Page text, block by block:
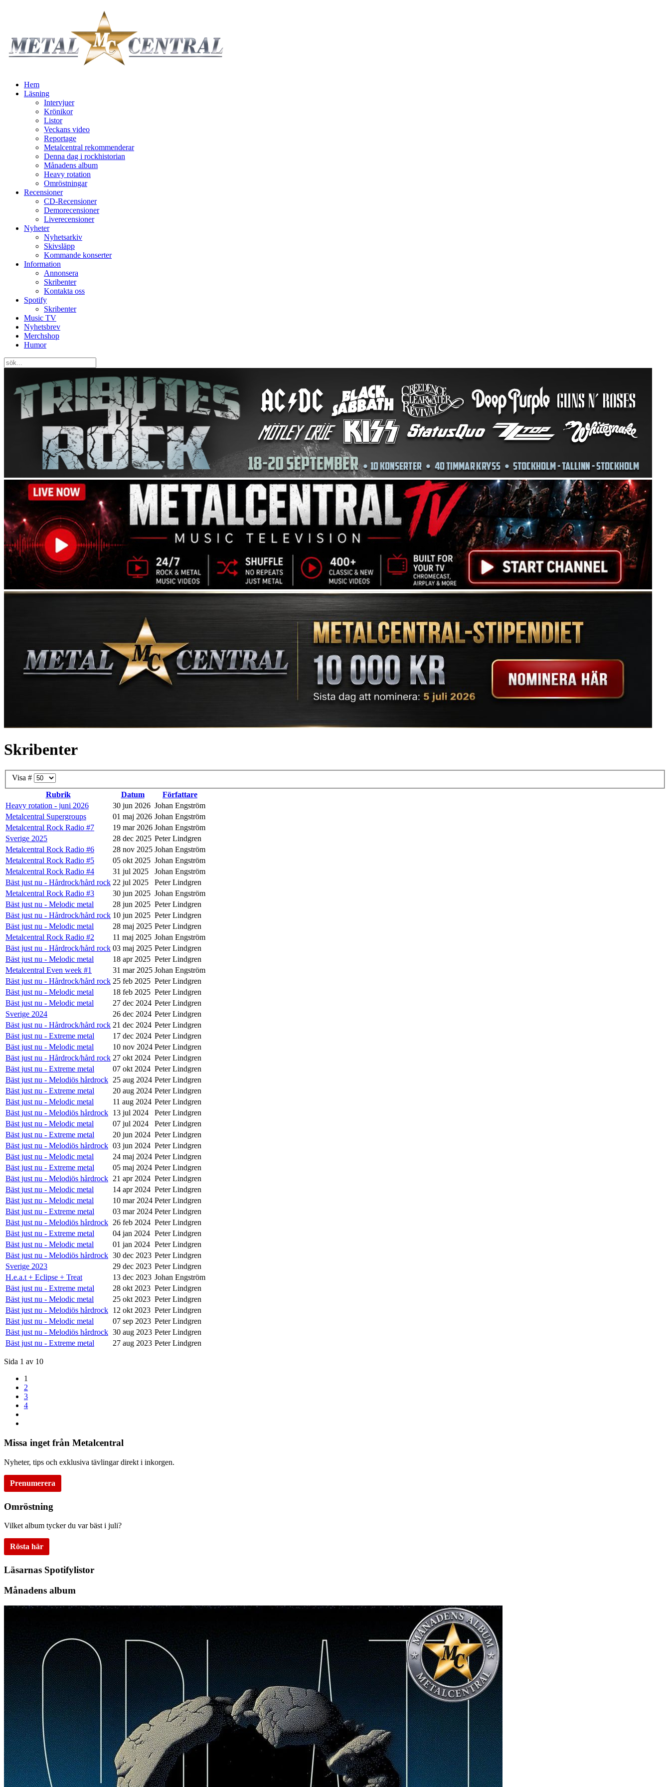
Hem
Läsning
Intervjuer
Krönikor
Listor
Veckans video
Reportage
Metalcentral rekommenderar
Denna dag i rockhistorian
Månadens album
Heavy rotation
Omröstningar
Recensioner
CD-Recensioner
Demorecensioner
Liverecensioner
Nyheter
Nyhetsarkiv
Skivsläpp
Kommande konserter
Information
Annonsera
Skribenter
Kontakta oss
Spotify
Skribenter
Music TV
Nyhetsbrev
Merchshop
Humor
Skribenter
Visa #
Rubrik
Datum
Författare
Heavy rotation - juni 2026
30 jun 2026 Johan Engström
Metalcentral Supergroups
01 maj 2026 Johan Engström
Metalcentral Rock Radio #7
19 mar 2026 Johan Engström
Sverige 2025
28 dec 2025 Peter Lindgren
Metalcentral Rock Radio #6
28 nov 2025 Johan Engström
Metalcentral Rock Radio #5
05 okt 2025 Johan Engström
Metalcentral Rock Radio #4
31 jul 2025
Johan Engström
Bäst just nu - Hårdrock/hård rock 22 jul 2025
Peter Lindgren
Metalcentral Rock Radio #3
30 jun 2025 Johan Engström
Bäst just nu - Melodic metal
28 jun 2025 Peter Lindgren
Bäst just nu - Hårdrock/hård rock 10 jun 2025 Peter Lindgren
Bäst just nu - Melodic metal
28 maj 2025 Peter Lindgren
Metalcentral Rock Radio #2
11 maj 2025 Johan Engström
Bäst just nu - Hårdrock/hård rock 03 maj 2025 Peter Lindgren
Bäst just nu - Melodic metal
18 apr 2025 Peter Lindgren
Metalcentral Even week #1
31 mar 2025 Johan Engström
Bäst just nu - Hårdrock/hård rock 25 feb 2025 Peter Lindgren
Bäst just nu - Melodic metal
18 feb 2025 Peter Lindgren
Bäst just nu - Melodic metal
27 dec 2024 Peter Lindgren
Sverige 2024
26 dec 2024 Peter Lindgren
Bäst just nu - Hårdrock/hård rock 21 dec 2024 Peter Lindgren
Bäst just nu - Extreme metal
17 dec 2024 Peter Lindgren
Bäst just nu - Melodic metal
10 nov 2024 Peter Lindgren
Bäst just nu - Hårdrock/hård rock 27 okt 2024 Peter Lindgren
Bäst just nu - Extreme metal
07 okt 2024 Peter Lindgren
Bäst just nu - Melodiös hårdrock 25 aug 2024 Peter Lindgren
Bäst just nu - Extreme metal
20 aug 2024 Peter Lindgren
Bäst just nu - Melodic metal
11 aug 2024 Peter Lindgren
Bäst just nu - Melodiös hårdrock 13 jul 2024
Peter Lindgren
Bäst just nu - Melodic metal
07 jul 2024
Peter Lindgren
Bäst just nu - Extreme metal
20 jun 2024 Peter Lindgren
Bäst just nu - Melodiös hårdrock 03 jun 2024 Peter Lindgren
Bäst just nu - Melodic metal
24 maj 2024 Peter Lindgren
Bäst just nu - Extreme metal
05 maj 2024 Peter Lindgren
Bäst just nu - Melodiös hårdrock 21 apr 2024 Peter Lindgren
Bäst just nu - Melodic metal
14 apr 2024 Peter Lindgren
Bäst just nu - Melodic metal
10 mar 2024 Peter Lindgren
Bäst just nu - Extreme metal
03 mar 2024 Peter Lindgren
Bäst just nu - Melodiös hårdrock 26 feb 2024 Peter Lindgren
Bäst just nu - Extreme metal
04 jan 2024 Peter Lindgren
Bäst just nu - Melodic metal
01 jan 2024 Peter Lindgren
Bäst just nu - Melodiös hårdrock 30 dec 2023 Peter Lindgren
Sverige 2023
29 dec 2023 Peter Lindgren
H.e.a.t + Eclipse + Treat
13 dec 2023 Johan Engström
Bäst just nu - Extreme metal
28 okt 2023 Peter Lindgren
Bäst just nu - Melodic metal
25 okt 2023 Peter Lindgren
Bäst just nu - Melodiös hårdrock 12 okt 2023 Peter Lindgren
Bäst just nu - Melodic metal
07 sep 2023 Peter Lindgren
Bäst just nu - Melodiös hårdrock 30 aug 2023 Peter Lindgren
Bäst just nu - Extreme metal
27 aug 2023 Peter Lindgren
Sida 1 av 10
1
2
3
4
Missa inget från Metalcentral
Nyheter, tips och exklusiva tävlingar direkt i inkorgen.
Prenumerera
Omröstning
Vilket album tycker du var bäst i juli?
Rösta här
Läsarnas Spotifylistor
Månadens album